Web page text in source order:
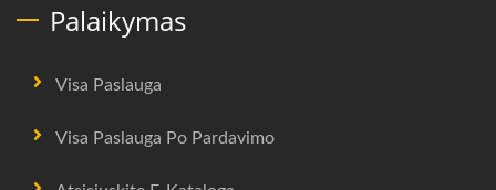
Palaikymas
Visa Paslauga
Visa Paslauga Po Pardavimo